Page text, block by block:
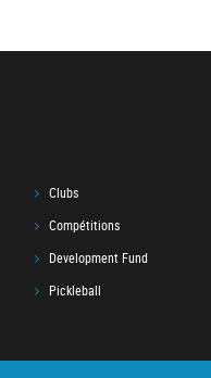
Clubs
Compétitions
Development Fund
Pickleball